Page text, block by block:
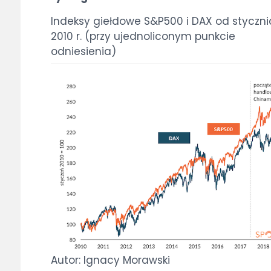
Indeksy giełdowe S&P500 i DAX od
2010 r. (przy ujednoliconym punkcie
odniesienia)
Autor: Ignacy Morawski